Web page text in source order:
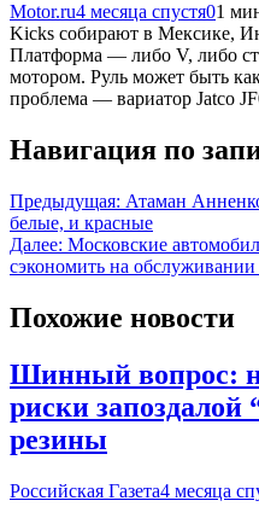
Motor.ru4 месяца спустя01
Kicks собирают в Мексике,
Платформа — либо V, либо
мотором. Руль может быть
проблема — вариатор Jatco
Навигация по
Предыдущая: Атаман
белые, и красные
Далее: Московские
сэкономить на
Похожие новости
Шинный вопрос:
риски запоздалой
резины
Российская Газета4 месяца